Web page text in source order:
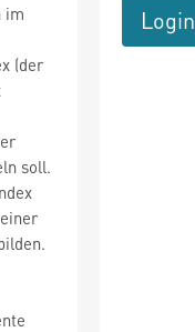
im
(der
soll.
Login